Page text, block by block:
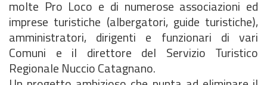
molte Pro Loco e di numerose associazioni ed
imprese turistiche (albergatori, guide turistiche),
amministratori, dirigenti e funzionari di vari
Comuni e il direttore del Servizio Turistico
Regionale Nuccio Catagnano.